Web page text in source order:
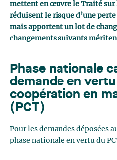
mettent en œuvre le Traité sur
réduisent le risque d’une
mais apportent un lot de
changements suivants
Phase nationale
demande en
coopération en
(PCT)
Pour les demandes déposées
phase nationale en vertu du